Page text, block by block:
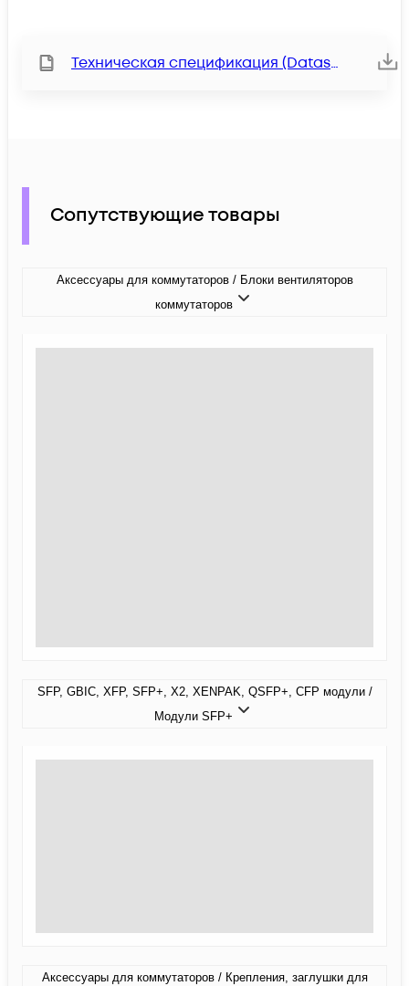
Техническая спецификация (Datasheet)
Сопутствующие товары
Аксессуары для коммутаторов / Блоки вентиляторов
коммутаторов
SFP, GBIC, XFP, SFP+, X2, XENPAK, QSFP+, CFP модули /
Модули SFP+
Аксессуары для коммутаторов / Крепления, заглушки для